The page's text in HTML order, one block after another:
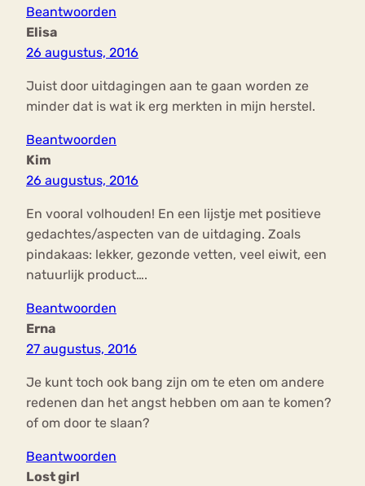
Beantwoorden
Elisa
26 augustus, 2016
Juist door uitdagingen aan te gaan worden ze
minder dat is wat ik erg merkten in mijn herstel.
Beantwoorden
Kim
26 augustus, 2016
En vooral volhouden! En een lijstje met positieve
gedachtes/aspecten van de uitdaging. Zoals
pindakaas: lekker, gezonde vetten, veel eiwit, een
natuurlijk product….
Beantwoorden
Erna
27 augustus, 2016
Je kunt toch ook bang zijn om te eten om andere
redenen dan het angst hebben om aan te komen?
of om door te slaan?
Beantwoorden
Lost girl